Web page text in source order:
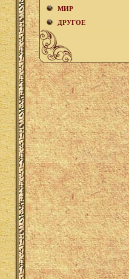
МИР
ДРУГОЕ